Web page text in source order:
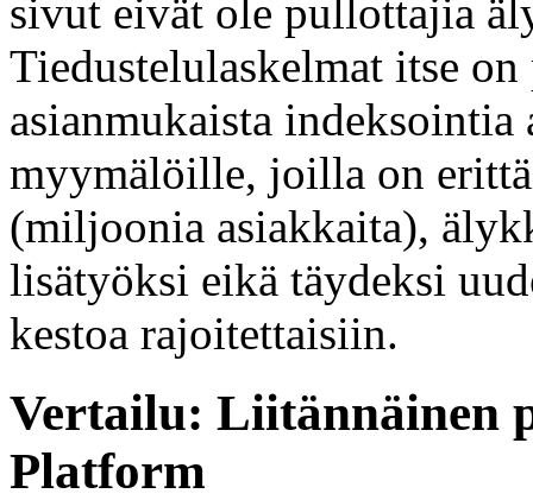
sivut eivät ole pullottajia
Tiedustelulaskelmat itse
asianmukaista
myymälöille, joilla on
(miljoonia asiakkaita),
lisätyöksi eikä täydeksi
kestoa rajoitettaisiin.
Vertailu: Liitännäinen
Platform